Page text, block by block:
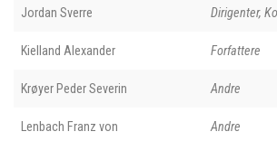
Jordan Sverre Dirigenter,
Kielland Alexander Forfattere
Krøyer Peder Severin Andre
Lenbach Franz von Andre